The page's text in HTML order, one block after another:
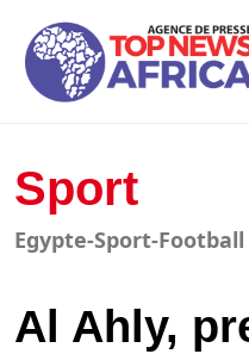
Sport
Egypte-Sport-Football
Al Ahly,